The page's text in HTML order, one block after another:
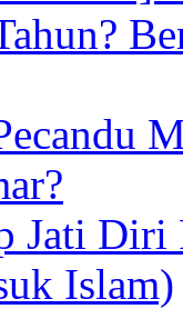
Jati Diri
Islam)